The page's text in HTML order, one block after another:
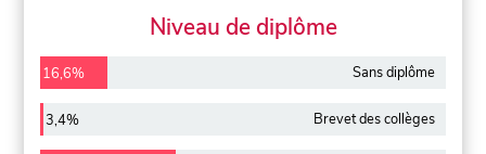
Niveau de diplôme
16,6% Sans diplôme
3,4% Brevet des collèges